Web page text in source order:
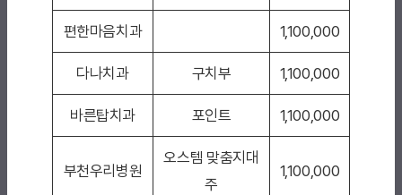
편한마음치과 1,100,000
다나치과 구치부 1,100,000
바른탑치과 포인트 1,100,000
부천우리병원
오스템 맞춤지대
주
1,100,000